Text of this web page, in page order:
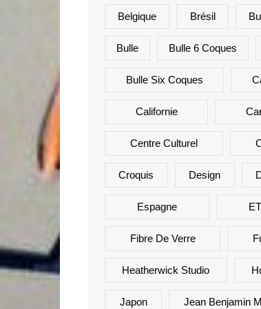
Belgique Brésil
Bulle Bulle 6 Coques
Bulle Six Coques
Californie
Centre Culturel
Croquis Design
Espagne
Fibre De Verre
Heatherwick Studio
Japon Jean Benjamin